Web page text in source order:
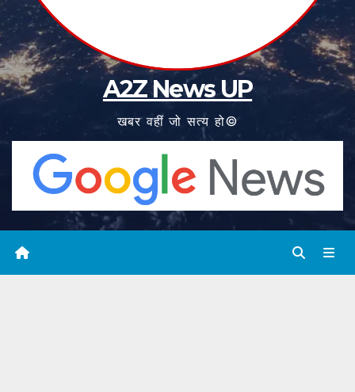
A2Z News UP
खबर वहीं जो सत्य हो©